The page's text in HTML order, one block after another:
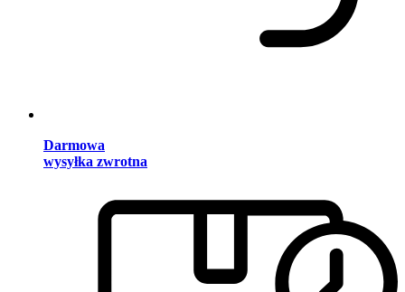
Darmowa
wysyłka zwrotna